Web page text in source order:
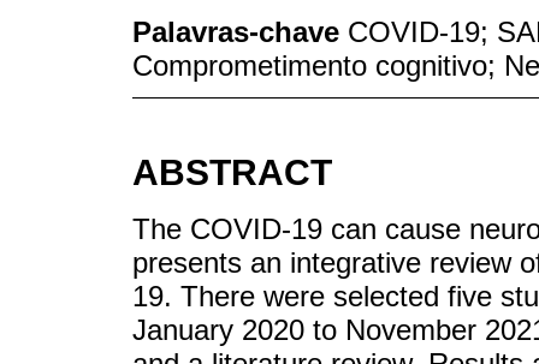
Palavras-chave COVID-19;
Comprometimento cognitivo;
ABSTRACT
The COVID-19 can cause
presents an integrative review
19. There were selected five
January 2020 to November